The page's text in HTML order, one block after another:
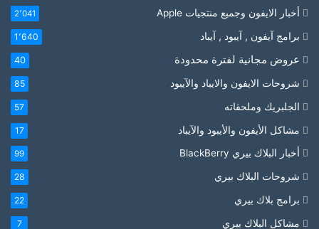
أخبار الايفون وجميع منتجيات Apple 2٬041
برامج آيفون , آيبود , آيباد 1٬640
عروض مجانية لفترة محدودة 40
شروحات الايفون والايباد والآيبود 85
الجلبريك وملحقاته 57
مشاكل الأيفون والأيبود والآيباد 17
أخبار البلاك بيري BlackBerry 99
شروحات البلاك بيري 28
برامج بلاك بيري 22
مشاكل البلاك بيري 7